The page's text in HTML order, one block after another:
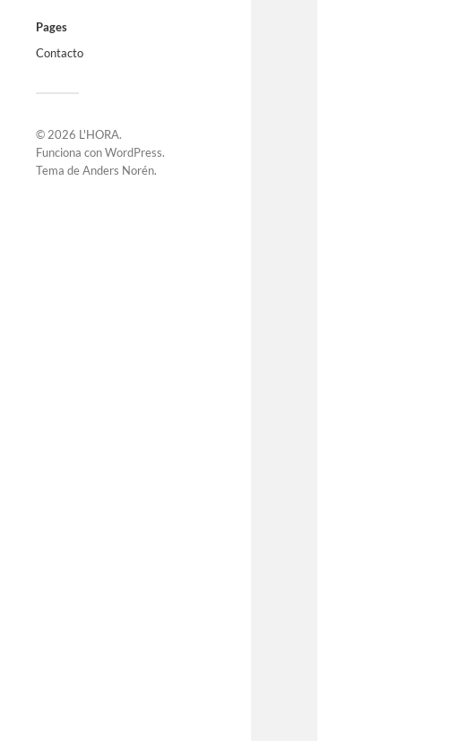
Pages
Contacto
© 2026 L'HORA.
Funciona conWordPress.
Tema deAnders Norén.